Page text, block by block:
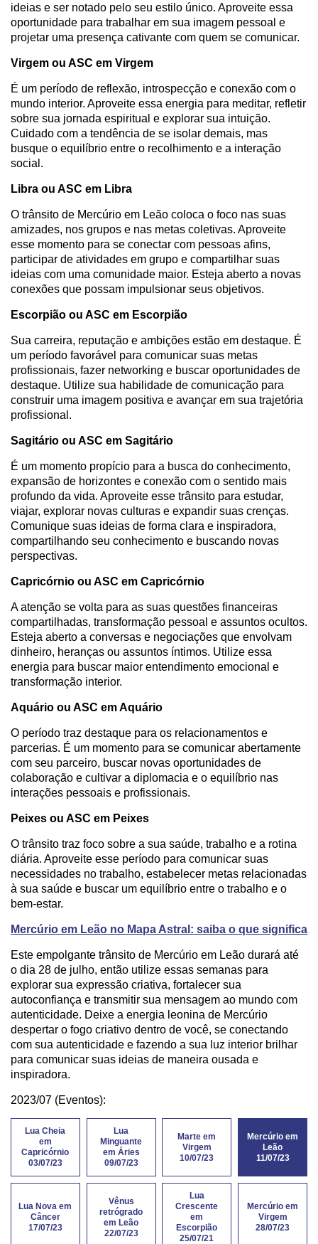
ideias e ser notado pelo seu estilo único. Aproveite essa
oportunidade para trabalhar em sua imagem pessoal e
projetar uma presença cativante com quem se comunicar.
Virgem ou ASC em Virgem
É um período de reflexão, introspecção e conexão com o
mundo interior. Aproveite essa energia para meditar, refletir
sobre sua jornada espiritual e explorar sua intuição.
Cuidado com a tendência de se isolar demais, mas
busque o equilíbrio entre o recolhimento e a interação
social.
Libra ou ASC em Libra
O trânsito de Mercúrio em Leão coloca o foco nas suas
amizades, nos grupos e nas metas coletivas. Aproveite
esse momento para se conectar com pessoas afins,
participar de atividades em grupo e compartilhar suas
ideias com uma comunidade maior. Esteja aberto a novas
conexões que possam impulsionar seus objetivos.
Escorpião ou ASC em Escorpião
Sua carreira, reputação e ambições estão em destaque. É
um período favorável para comunicar suas metas
profissionais, fazer networking e buscar oportunidades de
destaque. Utilize sua habilidade de comunicação para
construir uma imagem positiva e avançar em sua trajetória
profissional.
Sagitário ou ASC em Sagitário
É um momento propício para a busca do conhecimento,
expansão de horizontes e conexão com o sentido mais
profundo da vida. Aproveite esse trânsito para estudar,
viajar, explorar novas culturas e expandir suas crenças.
Comunique suas ideias de forma clara e inspiradora,
compartilhando seu conhecimento e buscando novas
perspectivas.
Capricórnio ou ASC em Capricórnio
A atenção se volta para as suas questões financeiras
compartilhadas, transformação pessoal e assuntos ocultos.
Esteja aberto a conversas e negociações que envolvam
dinheiro, heranças ou assuntos íntimos. Utilize essa
energia para buscar maior entendimento emocional e
transformação interior.
Aquário ou ASC em Aquário
O período traz destaque para os relacionamentos e
parcerias. É um momento para se comunicar abertamente
com seu parceiro, buscar novas oportunidades de
colaboração e cultivar a diplomacia e o equilíbrio nas
interações pessoais e profissionais.
Peixes ou ASC em Peixes
O trânsito traz foco sobre a sua saúde, trabalho e a rotina
diária. Aproveite esse período para comunicar suas
necessidades no trabalho, estabelecer metas relacionadas
à sua saúde e buscar um equilíbrio entre o trabalho e o
bem-estar.
Mercúrio em Leão no Mapa Astral: saiba o que significa
Este empolgante trânsito de Mercúrio em Leão durará até
o dia 28 de julho, então utilize essas semanas para
explorar sua expressão criativa, fortalecer sua
autoconfiança e transmitir sua mensagem ao mundo com
autenticidade. Deixe a energia leonina de Mercúrio
despertar o fogo criativo dentro de você, se conectando
com sua autenticidade e fazendo a sua luz interior brilhar
para comunicar suas ideias de maneira ousada e
inspiradora.
2023/07 (Eventos):
Lua Cheia
em
Capricórnio
03/07/23
Lua
Minguante
em Áries
09/07/23
Marte em
Virgem
10/07/23
Mercúrio em
Leão
11/07/23
Lua Nova em
Câncer
17/07/23
Vênus
retrógrado
em Leão
22/07/23
Lua
Crescente
em
Escorpião
25/07/21
Mercúrio em
Virgem
28/07/23